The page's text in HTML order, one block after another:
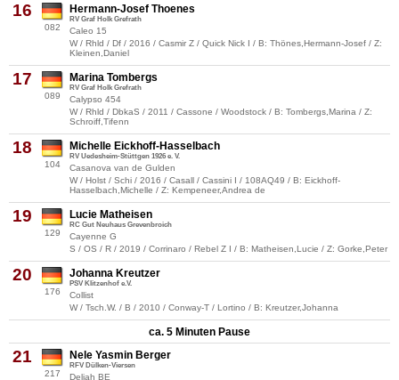
16
082
Hermann-Josef Thoenes
RV Graf Holk Grefrath
Caleo 15
W / Rhld / Df / 2016 / Casmir Z / Quick Nick I / B: Thönes,Hermann-Josef / Z:
Kleinen,Daniel
17
089
Marina Tombergs
RV Graf Holk Grefrath
Calypso 454
W / Rhld / DbkaS / 2011 / Cassone / Woodstock / B: Tombergs,Marina / Z:
Schroiff,Tifenn
18
104
Michelle Eickhoff-Hasselbach
RV Uedesheim-Stüttgen 1926 e. V.
Casanova van de Gulden
W / Holst / Schi / 2016 / Casall / Cassini I / 108AQ49 / B: Eickhoff-
Hasselbach,Michelle / Z: Kempeneer,Andrea de
19
129
Lucie Matheisen
RC Gut Neuhaus Grevenbroich
Cayenne G
S / OS / R / 2019 / Corrinaro / Rebel Z I / B: Matheisen,Lucie / Z: Gorke,Peter
20
176
Johanna Kreutzer
PSV Klitzenhof e.V.
Collist
W / Tsch.W. / B / 2010 / Conway-T / Lortino / B: Kreutzer,Johanna
ca. 5 Minuten Pause
21
217
Nele Yasmin Berger
RFV Dülken-Viersen
Deliah BE